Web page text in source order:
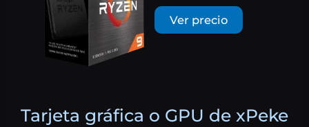
Ver precio
Tarjeta gráfica o GPU de xPeke